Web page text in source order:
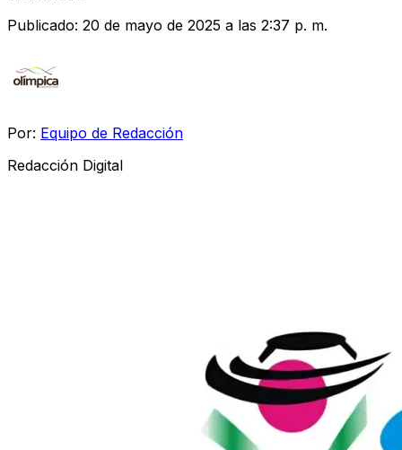
Publicado: 20 de mayo de 2025 a las 2:37 p. m.
Por: Equipo de Redacción
Redacción Digital